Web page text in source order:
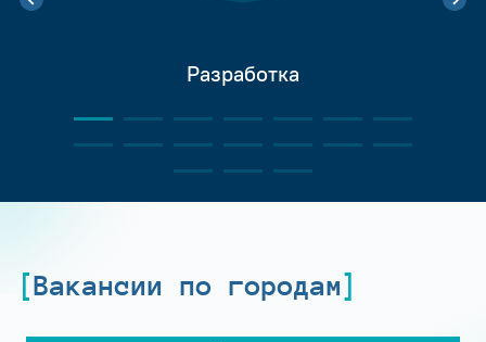
Разработка
Вакансии по городам